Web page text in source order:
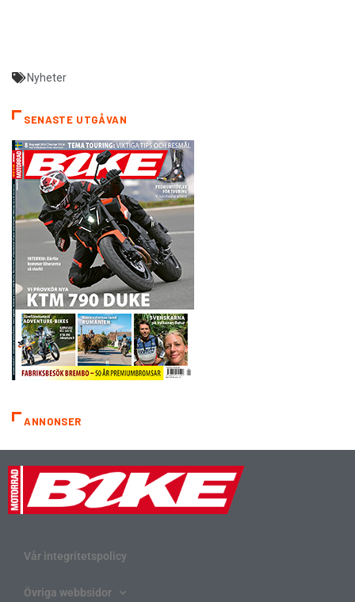
Nyheter
SENASTE UTGÅVAN
ANNONSER
Vår integritetspolicy
Övriga webbsidor